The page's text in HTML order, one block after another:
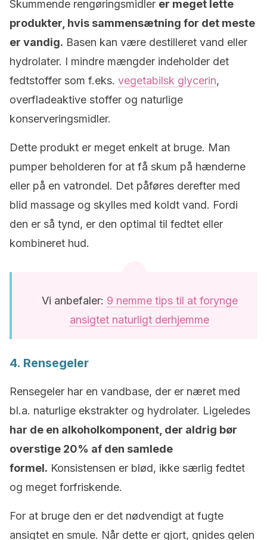
Skummende rengøringsmidler er meget lette
produkter, hvis sammensætning for det meste
er vandig. Basen kan være destilleret vand eller
hydrolater. I mindre mængder indeholder det
fedtstoffer som f.eks. vegetabilsk glycerin,
overfladeaktive stoffer og naturlige
konserveringsmidler.
Dette produkt er meget enkelt at bruge. Man
pumper beholderen for at få skum på hænderne
eller på en vatrondel. Det påføres derefter med
blid massage og skylles med koldt vand. Fordi
den er så tynd, er den optimal til fedtet eller
kombineret hud.
Vi anbefaler: 9 nemme tips til at forynge
ansigtet naturligt derhjemme
4. Rensegeler
Rensegeler har en vandbase, der er næret med
bl.a. naturlige ekstrakter og hydrolater. Ligeledes
har de en alkoholkomponent, der aldrig bør
overstige 20% af den samlede
formel. Konsistensen er blød, ikke særlig fedtet
og meget forfriskende.
For at bruge den er det nødvendigt at fugte
ansigtet en smule. Når dette er gjort, gnides gelen